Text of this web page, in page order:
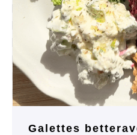
Galettes